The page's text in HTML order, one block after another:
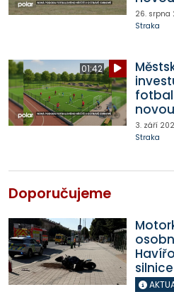
26. srpna
Straka
01:42
3. září
Straka
Doporučujeme